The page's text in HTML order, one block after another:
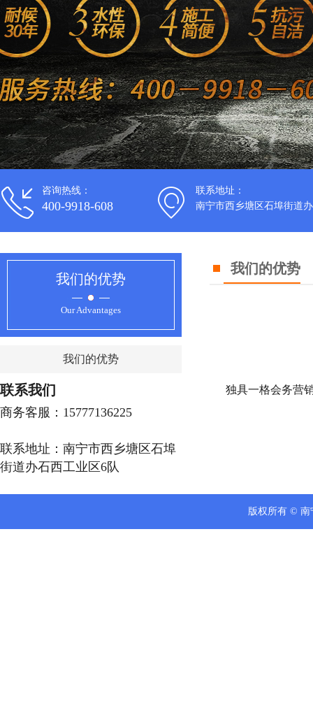
咨询热线：
400-9918-608
联系地址：
南宁市西乡塘区石埠街道
我们的优势
Our Advantages
我们的优势
联系我们
商务客服：15777136225
联系地址：南宁市西乡塘区石埠
街道办石西工业区6队
我们的优势
独具一格会务营
版权所有 © 南